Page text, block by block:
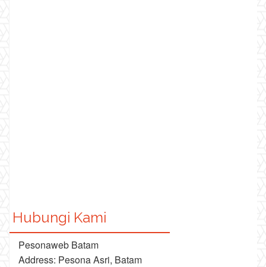
Hubungi Kami
Pesonaweb Batam
Address: Pesona Asri, Batam